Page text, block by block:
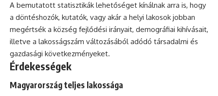
A bemutatott statisztikák lehetőséget kínálnak arra is, hogy
a döntéshozók, kutatók, vagy akár a helyi lakosok jobban
megértsék a község fejlődési irányait, demográfiai kihívásait,
illetve a lakosságszám változásából adódó társadalmi és
gazdasági következményeket.
Érdekességek
Magyarország teljes lakossága